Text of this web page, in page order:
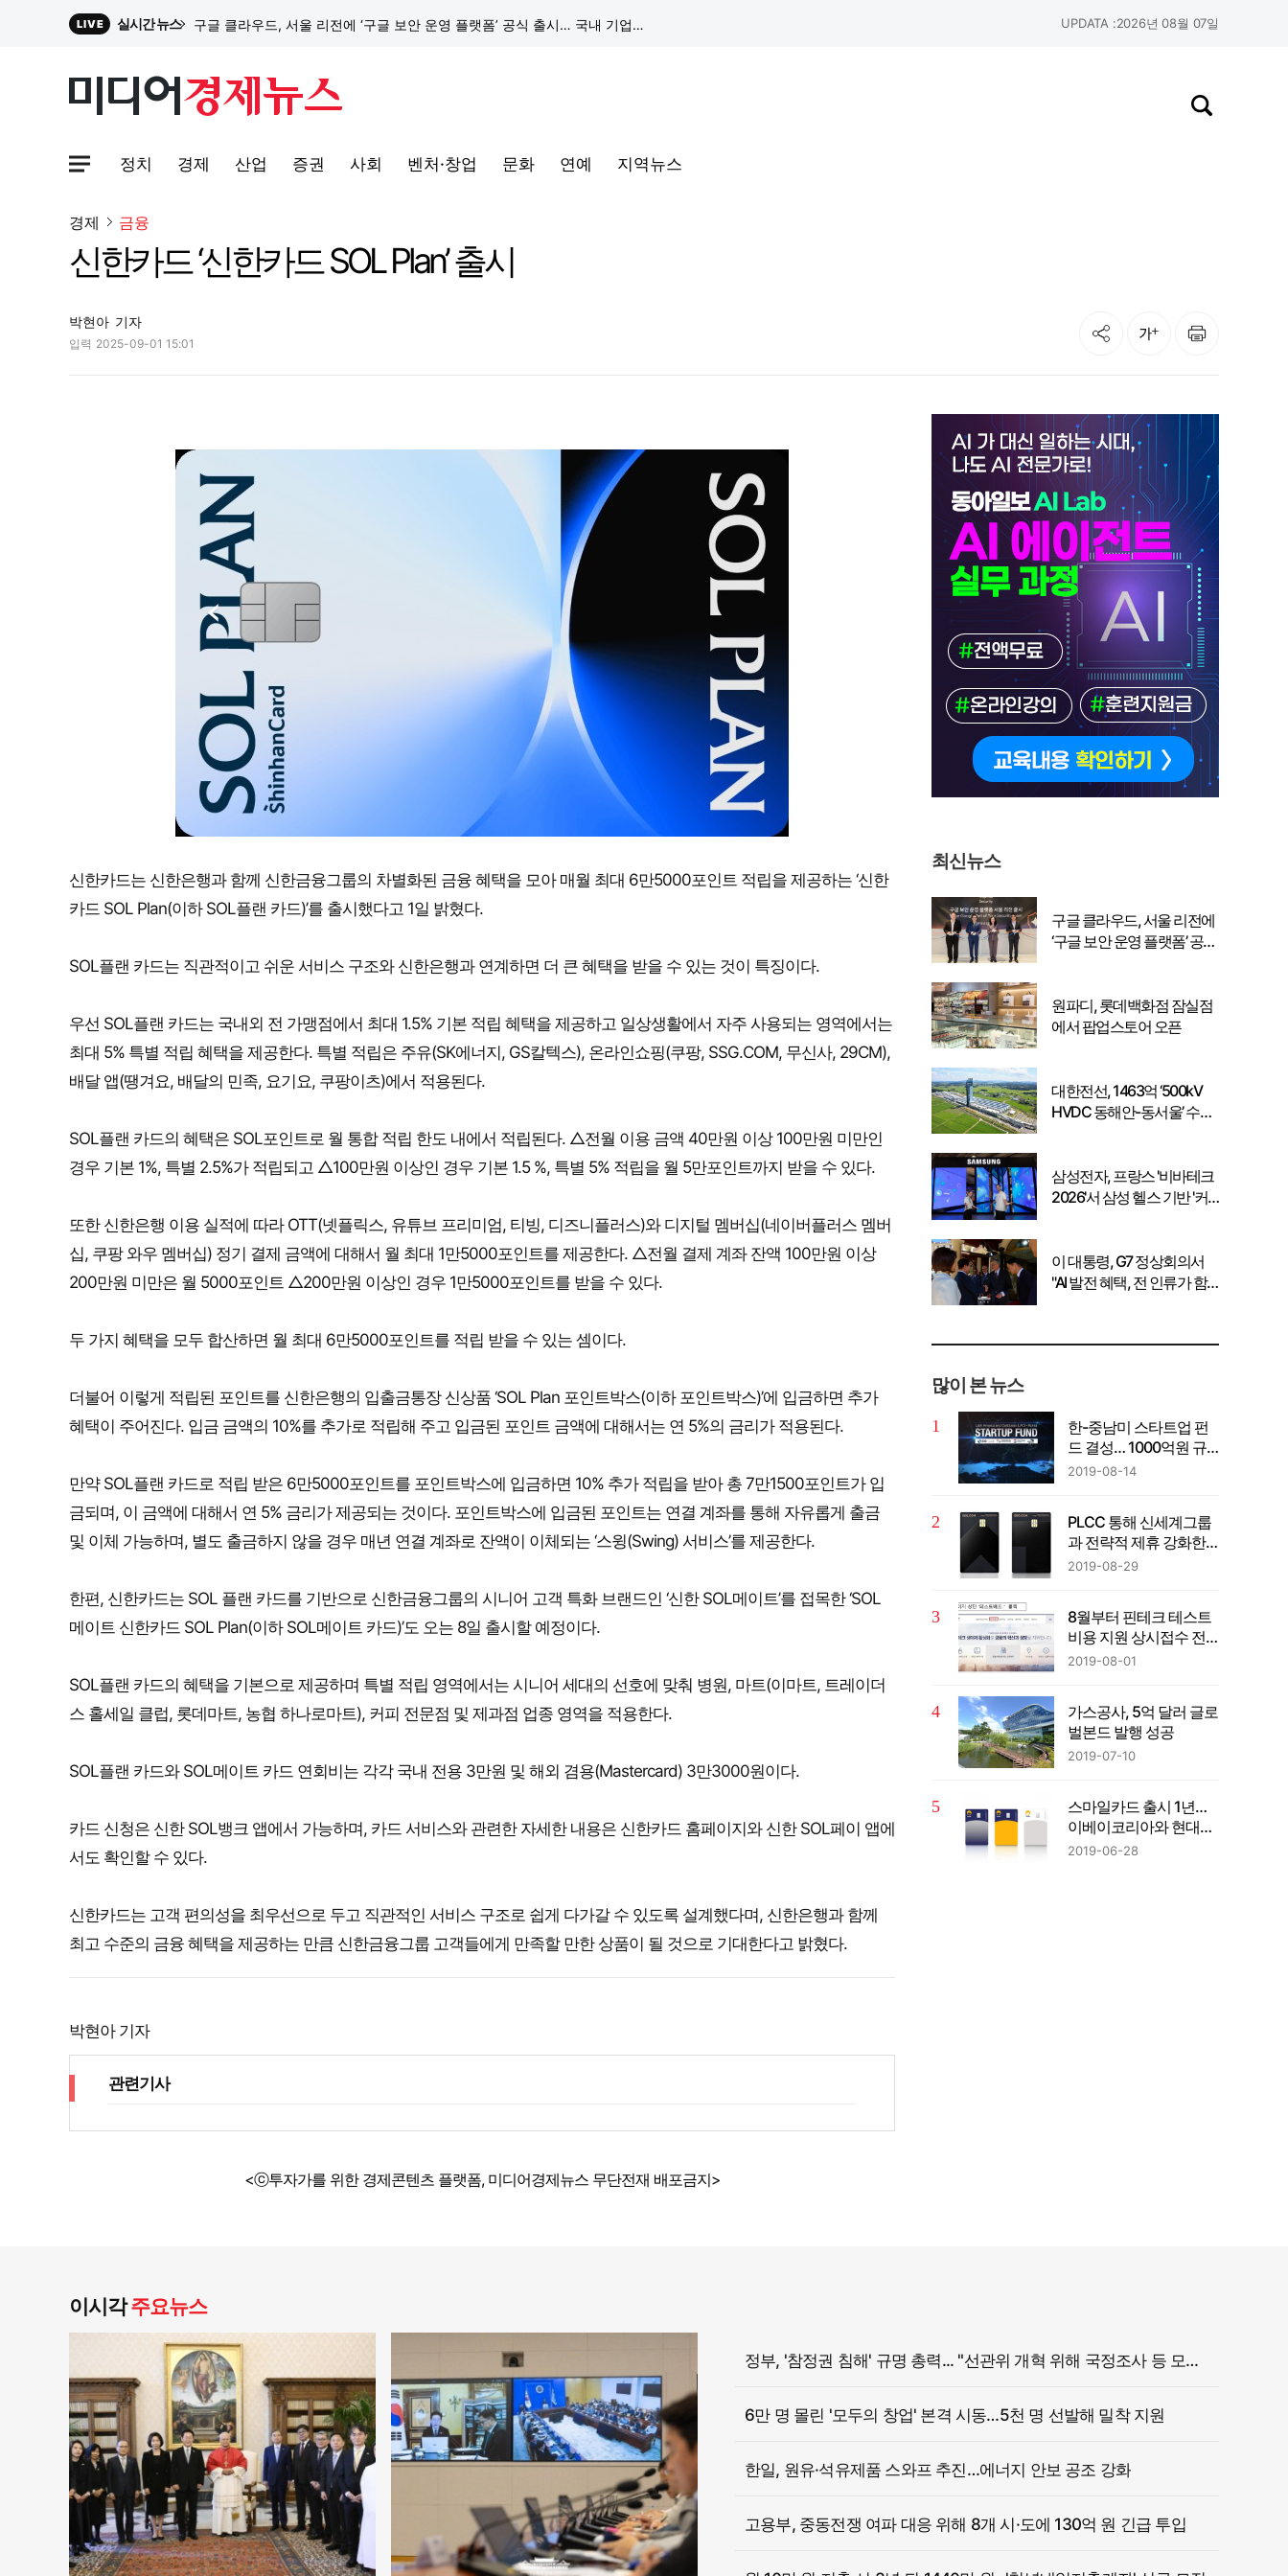
LIVE 실시간 뉴스 구글 클라우드, 서울 리전에 ‘구글 보안 운영 플랫폼’ 공식 출시… 국내 기업의 데이터 주권 강화
대한전선, 1463억 ‘500kV HVDC 동해안-동서울’ 수주… 시장 확대 본격화
삼성전자, 프랑스 '비바테크 2026'서 삼성 헬스 기반 '커넥티드 케어' 비전 공개
UPDATA :2026년 08월 07일
사이트맵메뉴 열기
정치 경제 산업 증권 사회 벤처·창업 문화 연예 지역뉴스
검색창 열기
경제 금융
신한카드 ‘신한카드 SOL Plan’ 출시
박현아 기자
입력 2025-09-01 15:01
공유 글자크기 인쇄
신한카드는 신한은행과 함께 신한금융그룹의 차별화된 금융 혜택을 모아 매월 최대 6만5000포인트 적립을 제공하는 ‘신한
카드 SOL Plan(이하 SOL플랜 카드)’를 출시했다고 1일 밝혔다.
SOL플랜 카드는 직관적이고 쉬운 서비스 구조와 신한은행과 연계하면 더 큰 혜택을 받을 수 있는 것이 특징이다.
우선 SOL플랜 카드는 국내외 전 가맹점에서 최대 1.5% 기본 적립 혜택을 제공하고 일상생활에서 자주 사용되는 영역에서는
최대 5% 특별 적립 혜택을 제공한다. 특별 적립은 주유(SK에너지, GS칼텍스), 온라인쇼핑(쿠팡, SSG.COM, 무신사, 29CM),
배달 앱(땡겨요, 배달의 민족, 요기요, 쿠팡이츠)에서 적용된다.
SOL플랜 카드의 혜택은 SOL포인트로 월 통합 적립 한도 내에서 적립된다. △전월 이용 금액 40만원 이상 100만원 미만인
경우 기본 1%, 특별 2.5%가 적립되고 △100만원 이상인 경우 기본 1.5 %, 특별 5% 적립을 월 5만포인트까지 받을 수 있다.
또한 신한은행 이용 실적에 따라 OTT(넷플릭스, 유튜브 프리미엄, 티빙, 디즈니플러스)와 디지털 멤버십(네이버플러스 멤버
십, 쿠팡 와우 멤버십) 정기 결제 금액에 대해서 월 최대 1만5000포인트를 제공한다. △전월 결제 계좌 잔액 100만원 이상
200만원 미만은 월 5000포인트 △200만원 이상인 경우 1만5000포인트를 받을 수 있다.
두 가지 혜택을 모두 합산하면 월 최대 6만5000포인트를 적립 받을 수 있는 셈이다.
더불어 이렇게 적립된 포인트를 신한은행의 입출금통장 신상품 ‘SOL Plan 포인트박스(이하 포인트박스)’에 입금하면 추가
혜택이 주어진다. 입금 금액의 10%를 추가로 적립해 주고 입금된 포인트 금액에 대해서는 연 5%의 금리가 적용된다.
만약 SOL플랜 카드로 적립 받은 6만5000포인트를 포인트박스에 입금하면 10% 추가 적립을 받아 총 7만1500포인트가 입
금되며, 이 금액에 대해서 연 5% 금리가 제공되는 것이다. 포인트박스에 입금된 포인트는 연결 계좌를 통해 자유롭게 출금
및 이체 가능하며, 별도 출금하지 않을 경우 매년 연결 계좌로 잔액이 이체되는 ‘스윙(Swing) 서비스’를 제공한다.
한편, 신한카드는 SOL 플랜 카드를 기반으로 신한금융그룹의 시니어 고객 특화 브랜드인 ‘신한 SOL메이트’를 접목한 ‘SOL
메이트 신한카드 SOL Plan(이하 SOL메이트 카드)’도 오는 8일 출시할 예정이다.
SOL플랜 카드의 혜택을 기본으로 제공하며 특별 적립 영역에서는 시니어 세대의 선호에 맞춰 병원, 마트(이마트, 트레이더
스 홀세일 클럽, 롯데마트, 농협 하나로마트), 커피 전문점 및 제과점 업종 영역을 적용한다.
SOL플랜 카드와 SOL메이트 카드 연회비는 각각 국내 전용 3만원 및 해외 겸용(Mastercard) 3만3000원이다.
카드 신청은 신한 SOL뱅크 앱에서 가능하며, 카드 서비스와 관련한 자세한 내용은 신한카드 홈페이지와 신한 SOL페이 앱에
서도 확인할 수 있다.
신한카드는 고객 편의성을 최우선으로 두고 직관적인 서비스 구조로 쉽게 다가갈 수 있도록 설계했다며, 신한은행과 함께
최고 수준의 금융 혜택을 제공하는 만큼 신한금융그룹 고객들에게 만족할 만한 상품이 될 것으로 기대한다고 밝혔다.
박현아 기자
관련기사
<ⓒ투자가를 위한 경제콘텐츠 플랫폼, 미디어경제뉴스 무단전재 배포금지>
최신뉴스
구글 클라우드, 서울 리전에
‘구글 보안 운영 플랫폼’ 공식
원파디, 롯데백화점 잠실점
에서 팝업스토어 오픈
대한전선, 1463억 ‘500kV
HVDC 동해안-동서울’ 수
삼성전자, 프랑스 '비바테크
2026'서 삼성 헬스 기반 '커
이 대통령, G7 정상회의서
"AI 발전 혜택, 전 인류가 함
많이 본 뉴스
한-중남미 스타트업 펀
드 결성… 1000억원 규
모
2019-08-14
PLCC 통해 신세계그룹
과 전략적 제휴 강화한
다
2019-08-29
8월부터 핀테크 테스트
비용 지원 상시접수 전
환
2019-08-01
가스공사, 5억 달러 글로
벌본드 발행 성공
2019-07-10
스마일카드 출시 1년…
이베이코리아와 현대카
드 모두 웃었다
2019-06-28
이시각주요뉴스
정부, '참정권 침해' 규명 총력... "선관위 개혁 위해 국정조사 등 모든 조치"
6만 명 몰린 '모두의 창업' 본격 시동…5천 명 선발해 밀착 지원
한일, 원유·석유제품 스와프 추진…에너지 안보 공조 강화
고용부, 중동전쟁 여파 대응 위해 8개 시·도에 130억 원 긴급 투입